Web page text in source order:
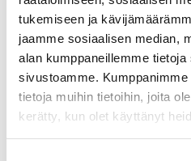
tukemiseen ja
jaamme sosiaalisen median,
alan kumppaneillemme
sivustoamme.
tietoja muihin tietoihin, joita
kerätty, kun olet käyttänyt
Jarrunesteen laiminlyönti
turvallisuusriskeihinja
Ensimmäinen ongelma on
heikkeneminen erityisesti
Kosteus jarrunesteessä